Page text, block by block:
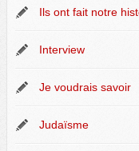
Ils ont fait notre
Interview
Je voudrais savoir
Judaïsme